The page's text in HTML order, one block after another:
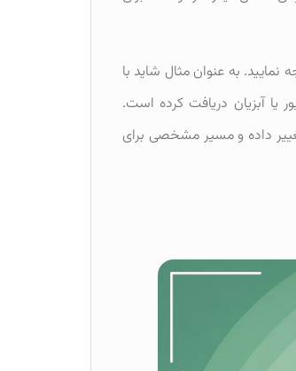
به عنوان مثال شاید با
آبزیان دریافت کرده است.
داده و مسیر مشخصی برای